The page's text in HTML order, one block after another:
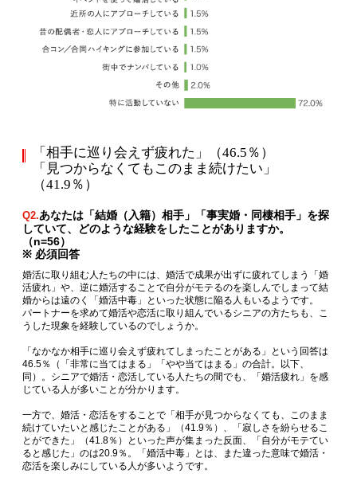
「相手に巡り会えず疲れた」（46.5％）
「見つからなくてもこのまま続けたい」
（41.9％）
Q2.あなたは「結婚（入籍）相手」「事実婚・同棲相手」を探
していて、どのような経験をしたことがありますか。
（n=56）
※ 必須回答
婚活に取り組む人たちの中には、婚活で成果が出ずに疲れてしまう「婚
活疲れ」や、逆に婚活することで自分がモテるのを楽しんでしまって結
婚からは遠のく「婚活中毒」といった状態に陥る人もいるようです。
パートナーを求めて婚活や恋活に取り組んでいるシニアの方たちも、こ
うした現象を経験しているのでしょうか。
「なかなか相手に巡り会えず疲れてしまったことがある」という回答は
46.5％（「非常に当てはまる」「やや当てはまる」の合計。以下、
同）。シニアで婚活・恋活している人たちの間でも、「婚活疲れ」を感
じている人が多いことが分かります。
一方で、婚活・恋活をすることで「相手が見つからなくても、このまま
続けていたいと感じたことがある」（41.9％）、「寂しさを紛らせるこ
とができた」（41.8％）といった声が集まった反面、「自分がモテてい
ると感じた」のは20.9％。「婚活中毒」とは、また違った意味で婚活・
恋活を楽しみにしている人が多いようです。